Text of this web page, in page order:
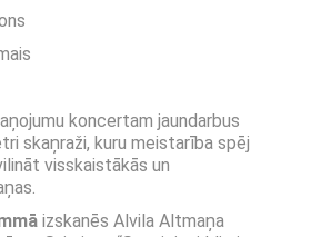
koncertam jaundarbus
skaņraži, kuru meistarība spēj
visskaistākās un
izskanēs Alvila Altmaņa